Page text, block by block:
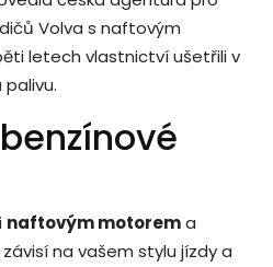
Volva s naftovým
letech vlastnictví ušetřili v
naftovým motorema
na vašem stylu jízdy a